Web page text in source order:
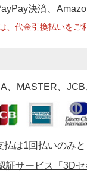
決済 、
代金引換払いをご
、MASTER、
は1回払いのみと
証サービス「3D